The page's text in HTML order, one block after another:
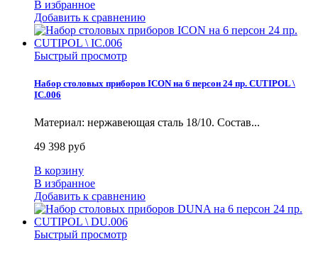
В избранное
Добавить к сравнению
Быстрый просмотр
Набор столовых приборов ICON на 6 персон 24 пр. CUTIPOL \
IC.006
Материал: нержавеющая сталь 18/10. Состав...
49 398 руб
В корзину
В избранное
Добавить к сравнению
Быстрый просмотр